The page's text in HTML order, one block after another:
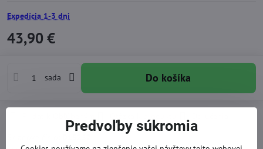
Expedícia 1-3 dni
43,90 €
sada Do košíka
Predvoľby súkromia